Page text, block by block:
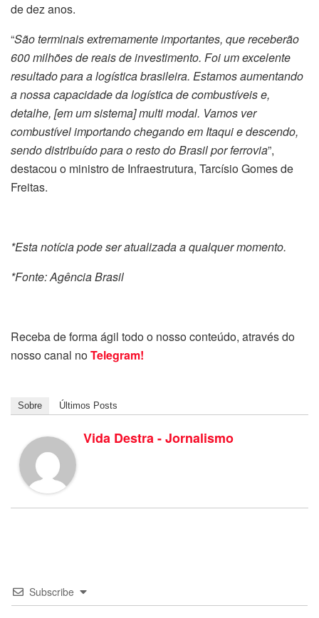
de dez anos.
“São terminais extremamente importantes, que receberão
600 milhões de reais de investimento. Foi um excelente
resultado para a logística brasileira. Estamos aumentando
a nossa capacidade da logística de combustíveis e,
detalhe, [em um sistema] multi modal. Vamos ver
combustível importando chegando em Itaqui e descendo,
sendo distribuído para o resto do Brasil por ferrovia”,
destacou o ministro de Infraestrutura, Tarcísio Gomes de
Freitas.
*Esta notícia pode ser atualizada a qualquer momento.
*Fonte: Agência Brasil
Receba de forma ágil todo o nosso conteúdo, através do
nosso canal noTelegram!
Sobre Últimos Posts
Vida Destra - Jornalismo
Subscribe